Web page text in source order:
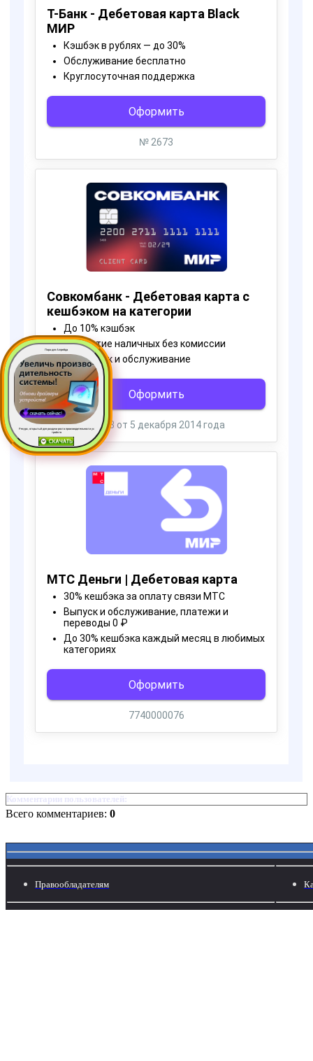
Пора для Апгрейда
Ресурс, открытый для раздачи роста производительности ус
тройств
Комментарии пользователей:
Всего комментариев: 0
Правообладателям